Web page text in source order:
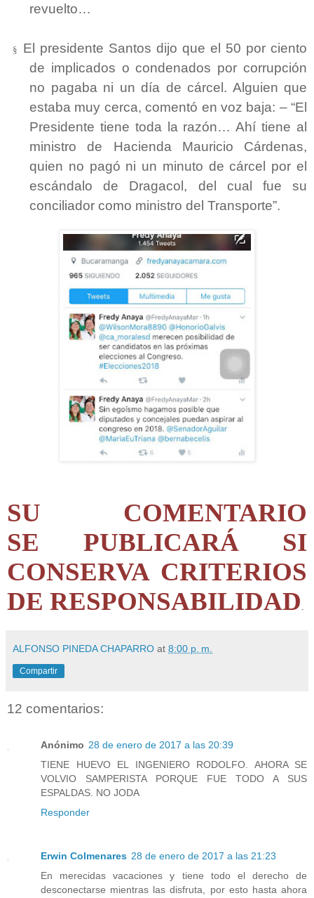
revuelto…
§
El presidente Santos dijo que el 50 por ciento
de implicados o condenados por corrupción
no pagaba ni un día de cárcel. Alguien que
estaba muy cerca, comentó en voz baja: – “El
Presidente tiene toda la razón… Ahí tiene al
ministro de Hacienda Mauricio Cárdenas,
quien no pagó ni un minuto de cárcel por el
escándalo de Dragacol, del cual fue su
conciliador como ministro del Transporte”.
SU COMENTARIO
SE PUBLICARÁ SI
CONSERVA CRITERIOS
DE RESPONSABILIDAD
ALFONSO PINEDA CHAPARRO at 8:00 p. m.
Compartir
12 comentarios:
Anónimo 28 de enero de 2017 a las 20:39
TIENE HUEVO EL INGENIERO RODOLFO. AHORA SE
VOLVIO SAMPERISTA PORQUE FUE TODO A SUS
ESPALDAS. NO JODA
Responder
Erwin Colmenares 28 de enero de 2017 a las 21:23
En merecidas vacaciones y tiene todo el derecho de
desconectarse mientras las disfruta, por esto hasta ahora